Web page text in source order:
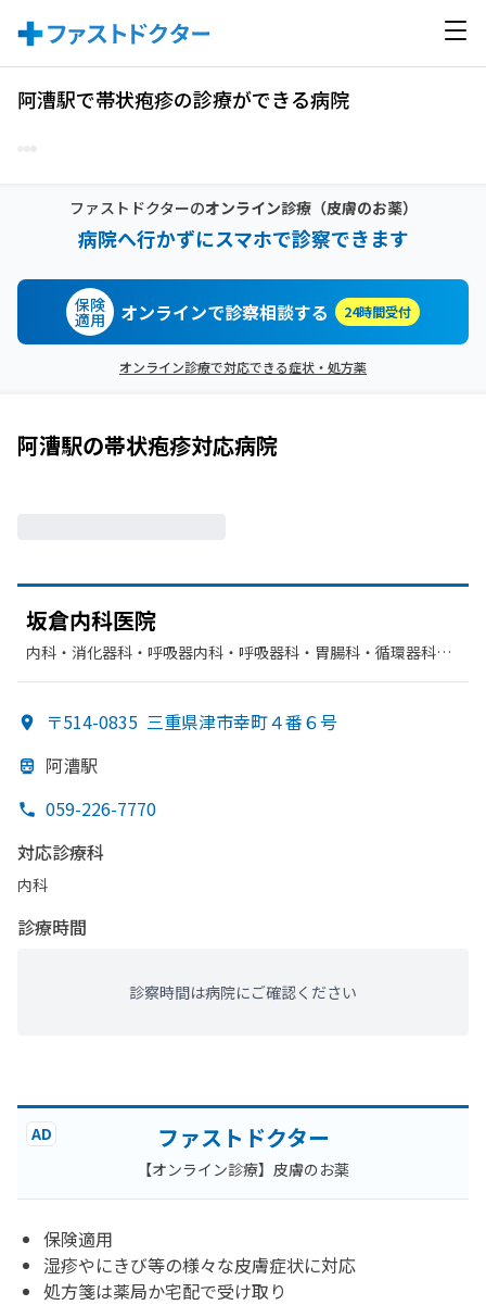
阿漕駅で帯状疱疹の診療ができる病院
ファストドクターのオンライン診療（皮膚のお薬）
病院へ行かずにスマホで診察できます
保険
適用 オンラインで診察相談する 24時間受付
オンライン診療で対応できる症状・処方薬
阿漕駅の帯状疱疹対応病院
坂倉内科医院
内科・​消化器科・​呼吸器内科・​呼吸器科・​胃腸科・​循環器科・​
〒514-0835 三重県津市幸町４番６号
阿漕駅
059-226-7770
対応診療科
内科
診療時間
診察時間は病院にご確認ください
AD ファストドクター
【オンライン診療】皮膚のお薬
保険適用
湿疹やにきび等の様々な皮膚症状に対応
処方箋は薬局か宅配で受け取り